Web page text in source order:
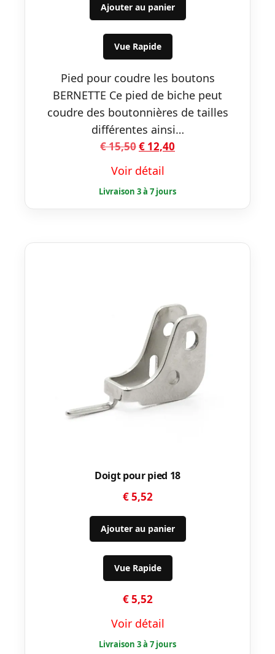
initial
était :
€ 15,50.
actuel
est :
Ajouter au panier
Vue Rapide
Pied pour coudre les boutons
BERNETTE Ce pied de biche peut
coudre des boutonnières de tailles
différentes ainsi…
€15,50Le
initial
était :
€ 15,50.
€ 12,40
est :
€ 12,40.
Voir détail
Doigt pour pied 18
€5,52
Ajouter au panier
Vue Rapide
€5,52
Voir détail